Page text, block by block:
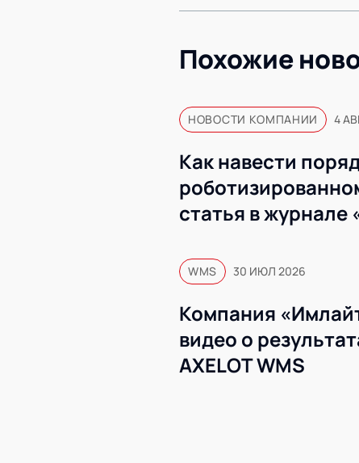
Похожие
НОВОСТИ КОМПАНИИ 4
Как навести
статья в журнале
WMS 30 ИЮЛ 2026
Компания
видео о
AXELOT WMS